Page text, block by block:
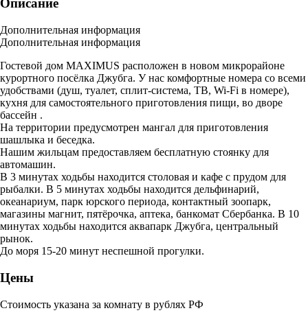
Описание
Дополнительная информация
Дополнительная информация
Гостевой дом MAXIMUS расположен в новом микрорайоне
курортного посёлка Джубга. У нас комфортные номера со всеми
удобствами (душ, туалет, сплит-система, ТВ, Wi-Fi в номере),
кухня для самостоятельного приготовления пищи, во дворе
бассейн .
На территории предусмотрен мангал для приготовления
шашлыка и беседка.
Нашим жильцам предоставляем бесплатную стоянку для
автомашин.
В 3 минутах ходьбы находится столовая и кафе с прудом для
рыбалки. В 5 минутах ходьбы находится дельфинарий,
океанариум, парк юрского периода, контактный зоопарк,
магазины магнит, пятёрочка, аптека, банкомат Сбербанка. В 10
минутах ходьбы находится аквапарк Джубга, центральный
рынок.
До моря 15-20 минут неспешной прогулки.
Цены
Стоимость указана за комнату в рублях РФ